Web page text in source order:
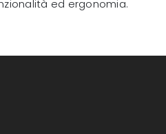
ed ergonomia.